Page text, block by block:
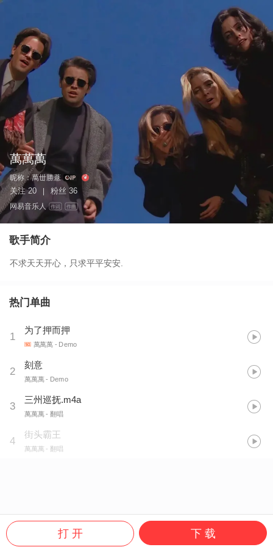
萬萬萬
昵称：萬丗勝薏
关注 20 粉丝 36
网易音乐人 作词 作曲
歌手简介
不求天天开心，只求平平安安.
热门单曲
1
为了押而押
萬萬萬 - Demo
2
刻意
萬萬萬- Demo
3
三州巡抚.m4a
萬萬萬- 翻唱
4
街头霸王
萬萬萬 - 翻唱
打 开 下 载